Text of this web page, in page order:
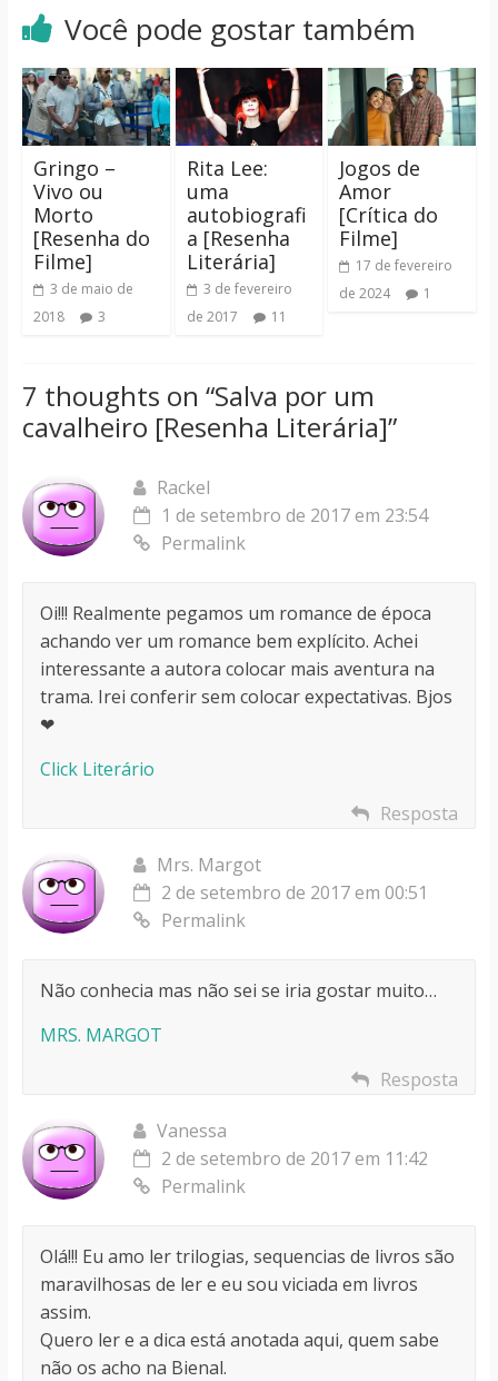
Você pode gostar também
Gringo –
Vivo ou
Morto
[Resenha do
Filme]
3 de maio de
2018
3
Rita Lee:
uma
autobiografi
a [Resenha
Literária]
3 de fevereiro
de 2017
11
Jogos de
Amor
[Crítica do
Filme]
17 de fevereiro
de 2024
1
7 thoughts on “Salva por um
cavalheiro [Resenha Literária]”
Rackel
1 de setembro de 2017 em 23:54
Permalink
Oi!!! Realmente pegamos um romance de época
achando ver um romance bem explícito. Achei
interessante a autora colocar mais aventura na
trama. Irei conferir sem colocar expectativas. Bjos
❤
Click Literário
Resposta
Mrs. Margot
2 de setembro de 2017 em 00:51
Permalink
Não conhecia mas não sei se iria gostar muito…
MRS. MARGOT
Resposta
Vanessa
2 de setembro de 2017 em 11:42
Permalink
Olá!!! Eu amo ler trilogias, sequencias de livros são
maravilhosas de ler e eu sou viciada em livros
assim.
Quero ler e a dica está anotada aqui, quem sabe
não os acho na Bienal.